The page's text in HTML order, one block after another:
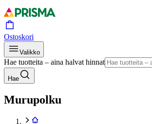
Ostoskori
Valikko
Hae tuotteita – aina halvat hinnat
Hae
Murupolku